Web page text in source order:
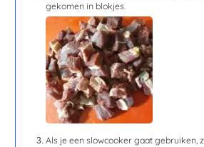
gekomen in blokjes.
Als je een slowcooker gaat gebruiken,